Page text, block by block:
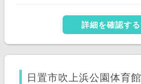
詳細を確認する
日置市吹上浜公園体育館